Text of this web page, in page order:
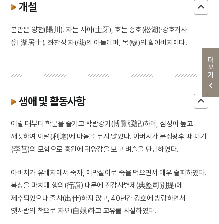
더보기
개설
본관은 양천(陽川). 자는 사아(士牙), 호는 송호(松湖)·강호거사
(江湖居士). 좌찬성 자(磁)의 아들이며, 목(穆)의 할아버지이다.
생애 및 활동사항
어릴 때부터 학문을 즐기고 박람강기(博覽强記)하며, 심성이 높고
깨끗하여 이달(利達)에 마음을 두지 않았다. 아버지가 문정왕후 때 이기
(李芑)의 모함으로 홍원에 귀양감을 보고 벼슬을 단념하였다.
아버지가 유배지에서 죽자, 여막살이로 죽을 먹으면서 매우 슬퍼하였다.
복상을 마치매 행의(行誼) 때문에 전감사별제(典監司別提)에
제수되었으나 출사(出仕)하지 않고, 40년간 강호에 방랑하면서
옛사람의 책으로 자오(自娛)하고 교유를 사절하였다.